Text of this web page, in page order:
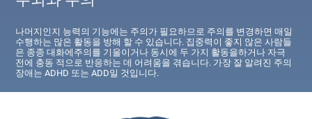
나머지인지 능력의 기능에는 주의가 필요하므로 주의를 변경하면 매일
수행하는 많은 활동을 방해 할 수 있습니다. 집중력이 좋지 않은 사람들
은 종종 대화에주의를 기울이거나 동시에 두 가지 활동을하거나 자극
전에 충동 적으로 반응하는 데 어려움을 겪습니다. 가장 잘 알려진 주의
장애는 ADHD 또는 ADD일 것입니다.